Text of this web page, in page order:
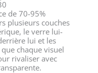
de 70-95%
plusieurs couches
le verre lui-
lui et les
chaque visuel
rivaliser avec